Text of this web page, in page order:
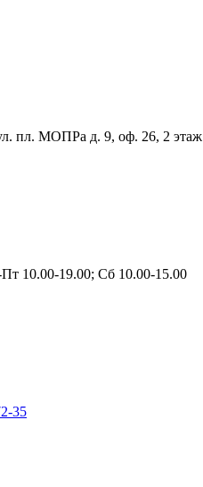
пл. МОПРа д. 9, оф. 26, 2 этаж
10.00-19.00; Сб 10.00-15.00
35